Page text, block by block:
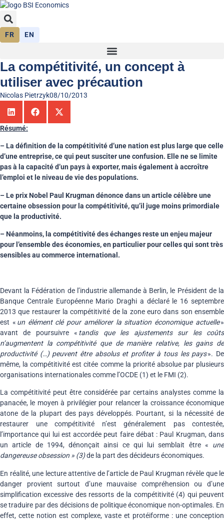
FR EN
La compétitivité, un concept à
utiliser avec précaution
Nicolas Pietrzyk08/10/2013
Résumé:
– La définition de la compétitivité d’une nation est plus large que celle
d’une entreprise, ce qui peut susciter une confusion. Elle ne se limite
pas à la capacité d’un pays à exporter, mais également à accroître
l’emploi et le niveau de vie des populations.
– Le prix Nobel Paul Krugman dénonce dans un article célèbre une
certaine obsession pour la compétitivité, qu’il juge moins primordiale
que la productivité.
– Néanmoins, la compétitivité des échanges reste un enjeu majeur
pour l’ensemble des économies, en particulier pour celles qui sont très
sensibles au commerce international.
Devant la Fédération de l’industrie allemande à Berlin, le Président de la
Banque Centrale Européenne Mario Draghi a déclaré le 16 septembre
2013 que restaurer la compétitivité de la zone euro dans son ensemble
est « un élément clé pour améliorer la situation économique actuelle»
avant de poursuivre « tandis que les ajustements sur les coûts
n’augmentent la compétitivité que de manière relative, les gains de
productivité (…) peuvent être absolus et profiter à tous les pays». De
même, la compétitivité est citée comme la priorité absolue par plusieurs
organisations internationales comme l’OCDE (1) et le FMI (2).
La compétitivité peut être considérée par certains analystes comme la
panacée, le moyen à privilégier pour relancer la croissance économique
atone de la plupart des pays développés. Pourtant, si la nécessité de
restaurer une compétitivité n’est généralement pas contestée,
l’importance qui lui est accordée peut faire débat : Paul Krugman, dans
un article de 1994, dénonçait ainsi ce qui lui semblait être « une
dangereuse obsession » (3)de la part des décideurs économiques.
En réalité, une lecture attentive de l’article de Paul Krugman révèle que le
danger provient surtout d’une mauvaise compréhension ou d’une
simplification excessive des ressorts de la compétitivité (4) qui peuvent
se traduire par des décisions de politique économique non-optimales. En
effet, cette notion est complexe, vaste et protéiforme : une conception